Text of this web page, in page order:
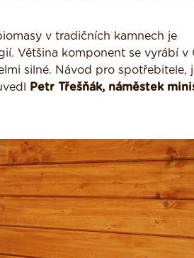
v tradičních kamnech je
Většina komponent se vyrábí v
silné. Návod pro spotřebitele,
Petr Třešňák, náměstek